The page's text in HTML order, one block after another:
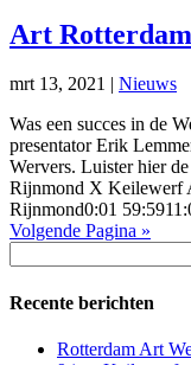
Art
mrt 13, 2021 | Nieuws
Was een succes in de
presentator Erik
Wervers. Luister hier
Rijnmond X Keilewerf
Rijnmond0:01
Volgende Pagina »
naar:
Recente berichten
Rotterdam Art